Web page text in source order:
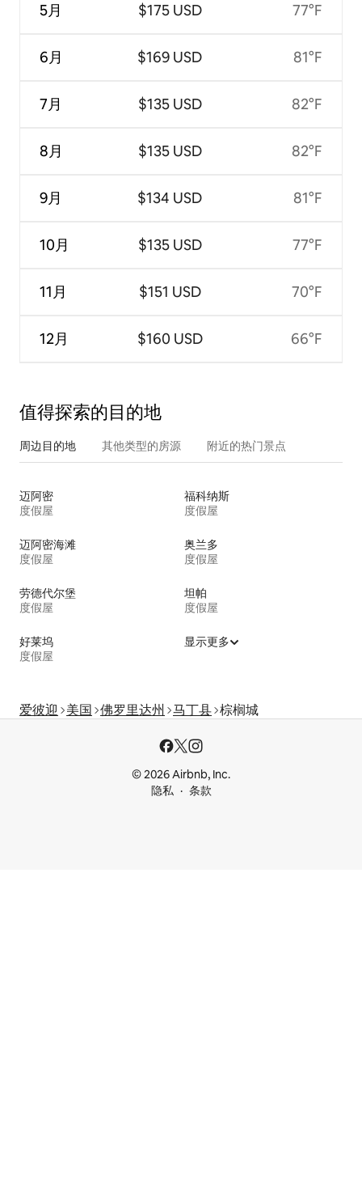
5月
6月
7月
8月
9月
10月
11月
12月
$175 USD
$169 USD
$135 USD
$135 USD
$134 USD
$135 USD
$151 USD
$160 USD
77°F
81°F
82°F
82°F
81°F
77°F
70°F
66°F
值得探索的目的地
周边目的地 其他类型的房源 附近的热门景点
迈阿密
度假屋
福科纳斯
度假屋
迈阿密海滩
度假屋
奥兰多
度假屋
劳德代尔堡
度假屋
坦帕
度假屋
好莱坞
度假屋
显示更多
爱彼迎 美国 佛罗里达州 马丁县 棕榈城
© 2026 Airbnb, Inc.
隐私
条款